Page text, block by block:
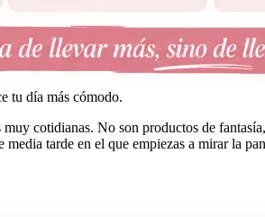
tu día más cómodo.
cotidianas. No son productos de
tarde en el que empiezas a mirar la